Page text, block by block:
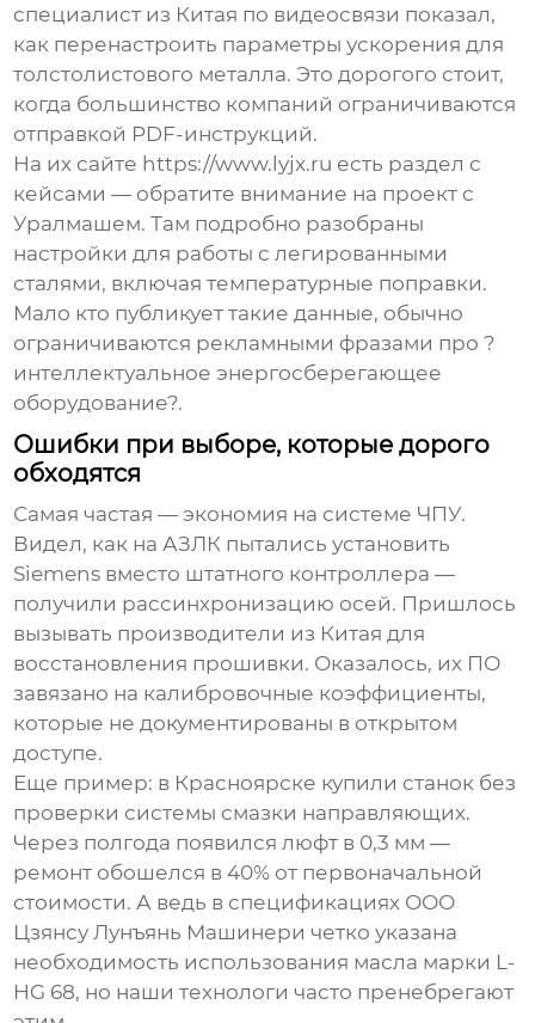
специалист из Китая по видеосвязи показал,
как перенастроить параметры ускорения для
толстолистового металла. Это дорогого стоит,
когда большинство компаний ограничиваются
отправкой PDF-инструкций.
На их сайте https://www.lyjx.ru есть раздел с
кейсами — обратите внимание на проект с
Уралмашем. Там подробно разобраны
настройки для работы с легированными
сталями, включая температурные поправки.
Мало кто публикует такие данные, обычно
ограничиваются рекламными фразами про ?
интеллектуальное энергосберегающее
оборудование?.
Ошибки при выборе, которые дорого
обходятся
Самая частая — экономия на системе ЧПУ.
Видел, как на АЗЛК пытались установить
Siemens вместо штатного контроллера —
получили рассинхронизацию осей. Пришлось
вызывать производители из Китая для
восстановления прошивки. Оказалось, их ПО
завязано на калибровочные коэффициенты,
которые не документированы в открытом
доступе.
Еще пример: в Красноярске купили станок без
проверки системы смазки направляющих.
Через полгода появился люфт в 0,3 мм —
ремонт обошелся в 40% от первоначальной
стоимости. А ведь в спецификациях ООО
Цзянсу Лунъянь Машинери четко указана
необходимость использования масла марки L-
HG 68, но наши технологи часто пренебрегают